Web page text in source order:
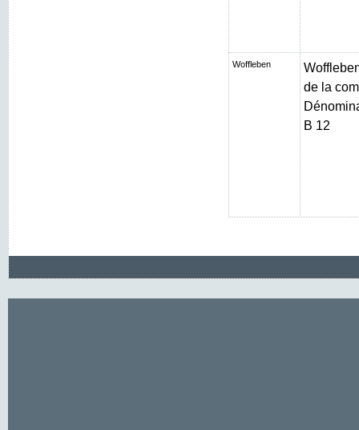
Woffleben
de la
B 12